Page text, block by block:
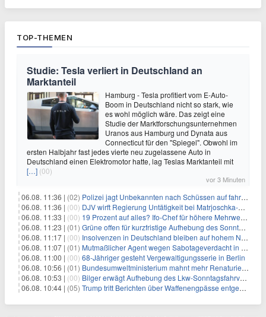
TOP-THEMEN
Studie: Tesla verliert in Deutschland an
Marktanteil
Hamburg - Tesla profitiert vom E-Auto-
Boom in Deutschland nicht so stark, wie
es wohl möglich wäre. Das zeigt eine
Studie der Marktforschungsunternehmen
Uranos aus Hamburg und Dynata aus
Connecticut für den "Spiegel". Obwohl im
ersten Halbjahr fast jedes vierte neu zugelassene Auto in
Deutschland einen Elektromotor hatte, lag Teslas Marktanteil mit
[…] (00)
vor 3 Minuten
06.08. 11:36 | (02) Polizei jagt Unbekannten nach Schüssen auf fahrendes Auto
06.08. 11:36 | (00) DJV wirft Regierung Untätigkeit bei Matrjoschka-Kampagne vor
06.08. 11:33 | (00) 19 Prozent auf alles? Ifo-Chef für höhere Mehrwertsteuer
06.08. 11:23 | (01) Grüne offen für kurzfristige Aufhebung des Sonntagsfahrverbots
06.08. 11:17 | (00) Insolvenzen in Deutschland bleiben auf hohem Niveau
06.08. 11:07 | (01) Mutmaßlicher Agent wegen Sabotageverdacht in Thüringen festgenommen
06.08. 11:00 | (00) 68-Jähriger gesteht Vergewaltigungsserie in Berlin
06.08. 10:56 | (01) Bundesumweltministerium mahnt mehr Renaturierung an
06.08. 10:53 | (00) Bilger erwägt Aufhebung des Lkw-Sonntagsfahrverbots
06.08. 10:44 | (05) Trump tritt Berichten über Waffenengpässe entgegen und droht